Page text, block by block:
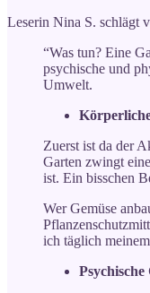
Leserin Nina S. schlägt
“Was tun? Eine
psychische und
Umwelt.
Zuerst ist da der
Garten zwingt
ist. Ein bisschen
Wer Gemüse
ich täglich
Psychische